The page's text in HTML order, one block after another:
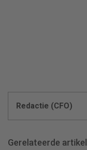
Redactie (CFO)
Gerelateerde